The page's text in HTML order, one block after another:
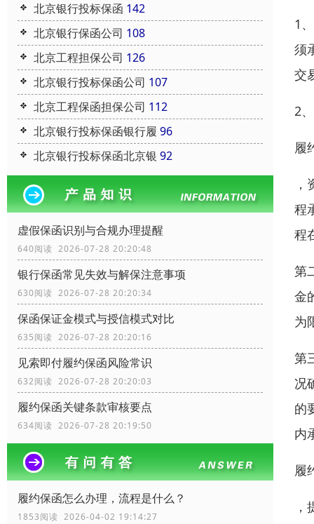
北京银行投标保函 142
北京银行保函公司 108
北京工程担保公司 126
北京银行投标保函公司 107
北京工程保函担保公司 112
北京银行投标保函银行履 96
北京银行投标保函北京银 92
虚假保函识别与合规办理提醒
640阅读 2026-07-28 20:20:48
银行保函常见失效与解保注意事项
630阅读 2026-07-28 20:20:34
保函保证金模式与授信模式对比
635阅读 2026-07-28 20:20:16
见索即付履约保函风险常识
632阅读 2026-07-28 20:20:03
履约保函关键条款审核要点
634阅读 2026-07-28 20:19:50
履约保函怎么办理，流程是什么？
1853阅读 2026-04-02 19:14:27
1
须
交
2
履
程
程
第
金
为
第
况
的
内
履